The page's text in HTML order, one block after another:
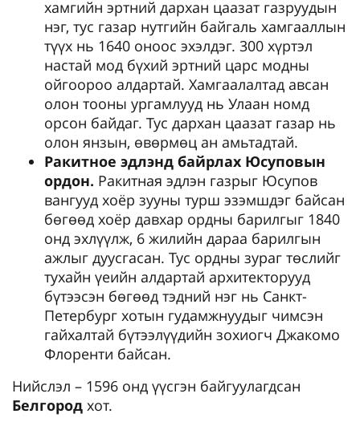
хамгийн эртний дархан цаазат газруудын
нэг, тус газар нутгийн байгаль хамгааллын
түүх нь 1640 оноос эхэлдэг. 300 хүртэл
настай мод бүхий эртний царс модны
ойгоороо алдартай. Хамгаалалтад авсан
олон тооны ургамлууд нь Улаан номд
орсон байдаг. Тус дархан цаазат газар нь
олон янзын, өвөрмөц ан амьтадтай.
Ракитное эдлэнд байрлах Юсуповын
ордон. Ракитная эдлэн газрыг Юсупов
вангууд хоёр зууны турш эзэмшдэг байсан
бөгөөд хоёр давхар ордны барилгыг 1840
онд эхлүүлж, 6 жилийн дараа барилгын
ажлыг дуусгасан. Тус ордны зураг төслийг
тухайн үеийн алдартай архитекторууд
бүтээсэн бөгөөд тэдний нэг нь Санкт-
Петербург хотын гудамжнуудыг чимсэн
гайхалтай бүтээлүүдийн зохиогч Джакомо
Флоренти байсан.
Нийслэл – 1596 онд үүсгэн байгуулагдсан
Белгород хот.